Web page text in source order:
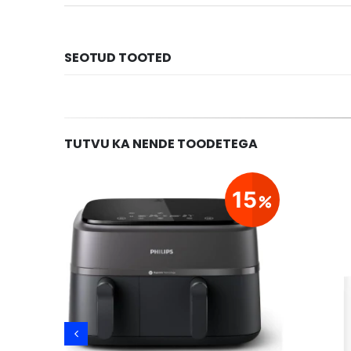
SEOTUD TOOTED
TUTVU KA NENDE TOODETEGA
15